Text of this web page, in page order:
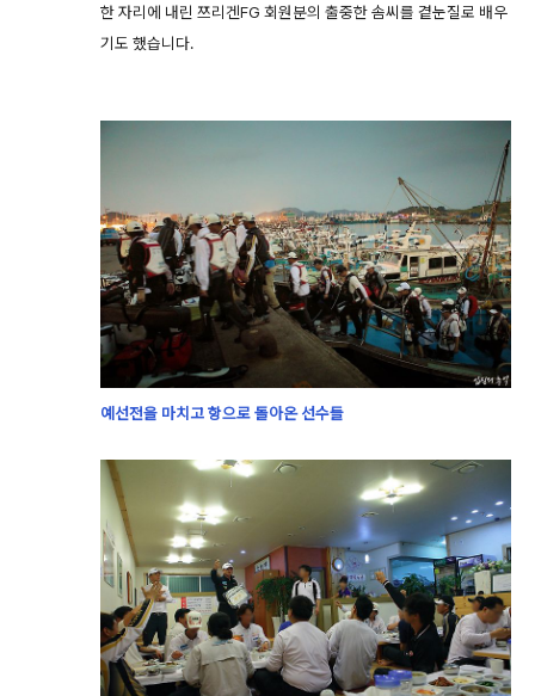
한 자리에 내린 쯔리겐FG 회원분의 출중한 솜씨를 곁눈질로 배우
기도 했습니다.
예선전을 마치고 항으로 돌아온 선수들